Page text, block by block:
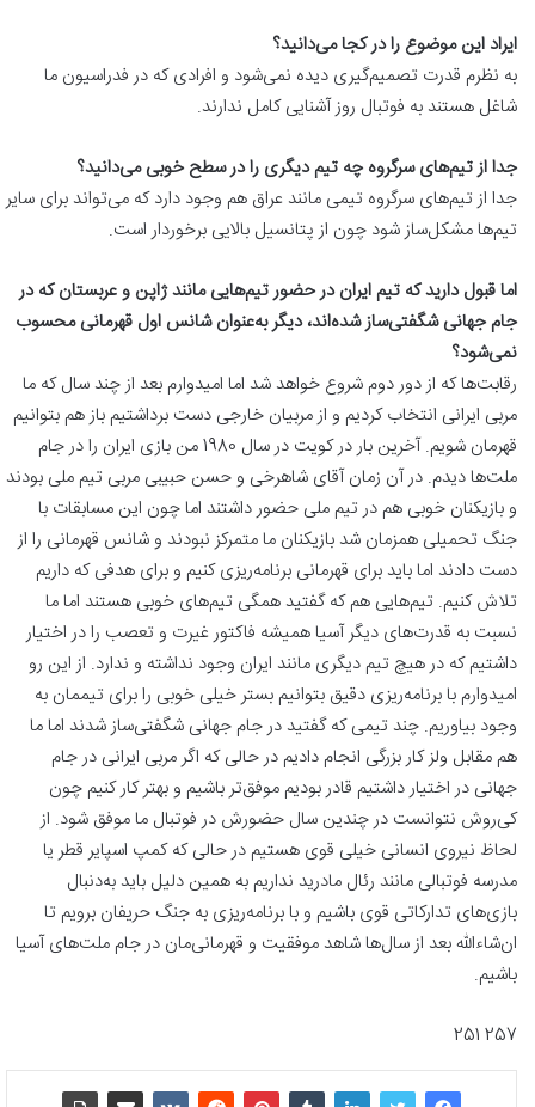
ایراد این موضوع را در کجا می‌دانید؟
به نظرم قدرت تصمیم‌گیری دیده نمی‌شود و افرادی که در فدراسیون ما
شاغل هستند به فوتبال روز آشنایی کامل ندارند.
جدا از تیم‌های سرگروه چه تیم دیگری را در سطح خوبی می‌دانید؟
جدا از تیم‌های سرگروه تیمی مانند عراق هم وجود دارد که می‌تواند برای سایر
تیم‌ها مشکل‌ساز شود چون از پتانسیل بالایی برخوردار است.
اما قبول دارید که تیم ایران در حضور تیم‌هایی مانند ژاپن و عربستان که در
جام جهانی شگفتی‌ساز شده‌اند، دیگر به‌عنوان شانس اول قهرمانی محسوب
نمی‌شود؟
رقابت‌ها که از دور دوم شروع خواهد شد اما امیدوارم بعد از چند سال که ما
مربی ایرانی انتخاب کردیم و از مربیان خارجی دست برداشتیم باز هم بتوانیم
قهرمان شویم. آخرین بار در کویت در سال 1980 من بازی ایران را در جام
ملت‌ها دیدم. در آن زمان آقای شاهرخی و حسن حبیبی مربی تیم ملی بودند
و بازیکنان خوبی هم در تیم ملی حضور داشتند اما چون این مسابقات با
جنگ تحمیلی همزمان شد بازیکنان ما متمرکز نبودند و شانس قهرمانی را از
دست دادند اما باید برای قهرمانی برنامه‌ریزی کنیم و برای هدفی که داریم
تلاش کنیم. تیم‌هایی هم که گفتید همگی تیم‌های خوبی هستند اما ما
نسبت به قدرت‌های دیگر آسیا همیشه فاکتور غیرت و تعصب را در اختیار
داشتیم که در هیچ تیم دیگری مانند ایران وجود نداشته و ندارد. از این رو
امیدوارم با برنامه‌ریزی دقیق بتوانیم بستر خیلی خوبی را برای تیممان به
وجود بیاوریم. چند تیمی که گفتید در جام جهانی شگفتی‌ساز شدند اما ما
هم مقابل ولز کار بزرگی انجام دادیم در حالی که اگر مربی ایرانی در جام
جهانی در اختیار داشتیم قادر بودیم موفق‌تر باشیم و بهتر کار کنیم چون
کی‌روش نتوانست در چندین سال حضورش در فوتبال ما موفق شود. از
لحاظ نیروی انسانی خیلی قوی هستیم در حالی که کمپ اسپایر قطر یا
مدرسه فوتبالی مانند رئال مادرید نداریم به همین دلیل باید به‌دنبال
بازی‌های تدارکاتی قوی باشیم و با برنامه‌ریزی به جنگ حریفان برویم تا
ان‌شاءالله بعد از سال‌ها شاهد موفقیت و قهرمانی‌مان در جام ملت‌های آسیا
باشیم.
257 251